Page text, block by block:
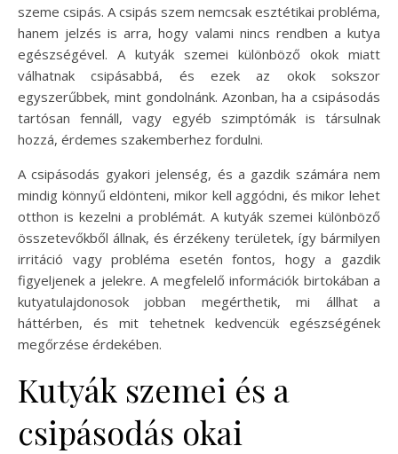
szeme csipás. A csipás szem nemcsak esztétikai probléma,
hanem jelzés is arra, hogy valami nincs rendben a kutya
egészségével. A kutyák szemei különböző okok miatt
válhatnak csipásabbá, és ezek az okok sokszor
egyszerűbbek, mint gondolnánk. Azonban, ha a csipásodás
tartósan fennáll, vagy egyéb szimptómák is társulnak
hozzá, érdemes szakemberhez fordulni.
A csipásodás gyakori jelenség, és a gazdik számára nem
mindig könnyű eldönteni, mikor kell aggódni, és mikor lehet
otthon is kezelni a problémát. A kutyák szemei különböző
összetevőkből állnak, és érzékeny területek, így bármilyen
irritáció vagy probléma esetén fontos, hogy a gazdik
figyeljenek a jelekre. A megfelelő információk birtokában a
kutyatulajdonosok jobban megérthetik, mi állhat a
háttérben, és mit tehetnek kedvencük egészségének
megőrzése érdekében.
Kutyák szemei és a
csipásodás okai